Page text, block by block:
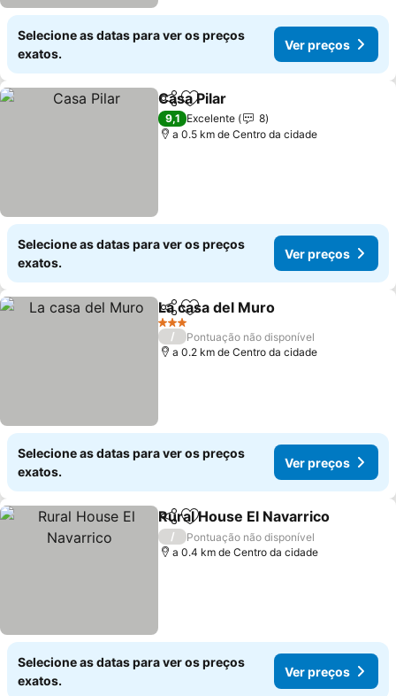
Selecione as datas para ver os preços
exatos.
Ver preços
PartilharAdicionar aos favoritos
Casa Pilar
9,1 Excelente
8
a 0.5 km de Centro da cidade
Selecione as datas para ver os preços
exatos.
Ver preços
PartilharAdicionar aos favoritos
La casa del Muro
3 Estrelas
/
Pontuação não disponível
a 0.2 km de Centro da cidade
Selecione as datas para ver os preços
exatos.
Ver preços
PartilharAdicionar aos favoritos
Rural House El Navarrico
/
Pontuação não disponível
a 0.4 km de Centro da cidade
Selecione as datas para ver os preços
exatos.
Ver preços